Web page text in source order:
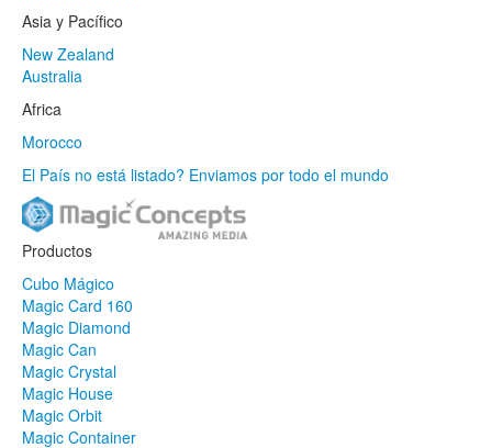
Asia y Pacífico
New Zealand
Australia
Africa
Morocco
El País no está listado? Enviamos por todo el mundo
Productos
Cubo Mágico
Magic Card 160
Magic Diamond
Magic Can
Magic Crystal
Magic House
Magic Orbit
Magic Container